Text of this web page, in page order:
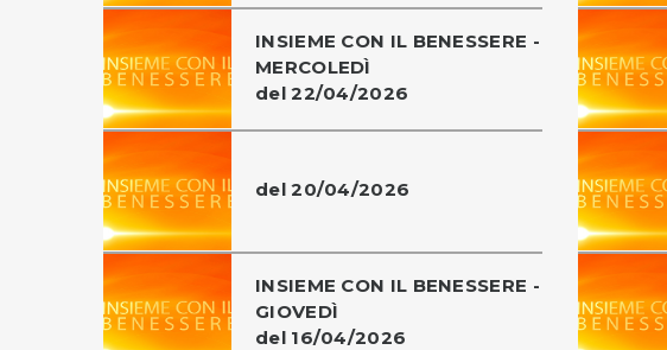
INSIEME CON IL BENESSERE -
MERCOLEDÌ
del 22/04/2026
del 20/04/2026
INSIEME CON IL BENESSERE -
GIOVEDÌ
del 16/04/2026